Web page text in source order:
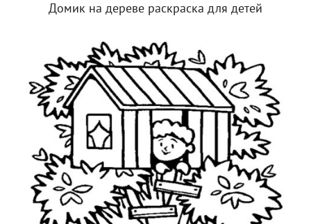
Домик на дереве раскраска для детей